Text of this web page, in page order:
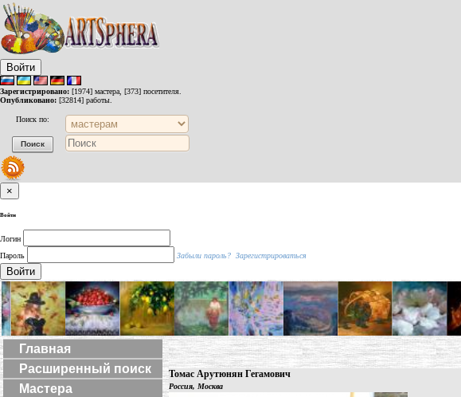
Войти
Зарегистрировано: [1974] мастера, [373] посетителя.
Опубликовано: [32814] работы.
Поиск по:
×
Войти
Логин
Пароль
Забыли пароль? Зарегистрироваться
Войти
Главная
Расширенный поиск
Мастера
Томас Арутюнян Гегамович
Россия, Москва